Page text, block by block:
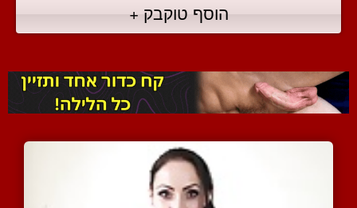
הוסף טוקבק +